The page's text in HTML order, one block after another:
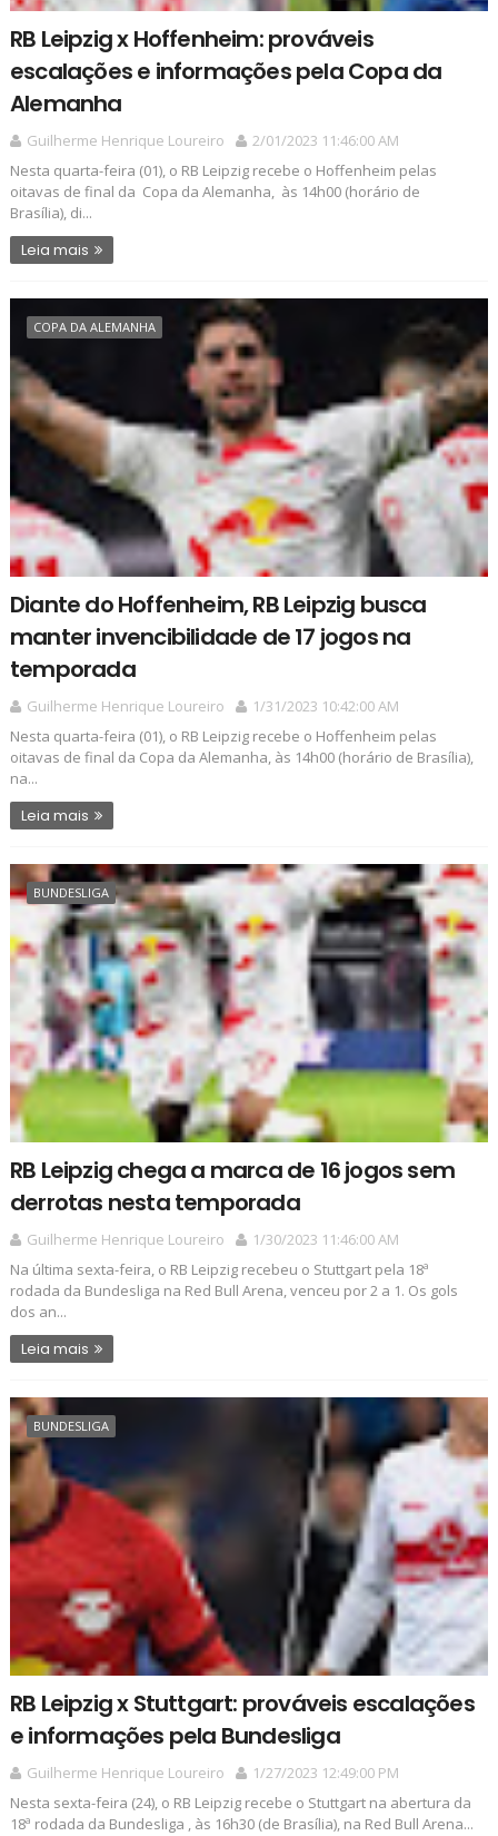
RB Leipzig x Hoffenheim: prováveis
escalações e informações pela Copa da
Alemanha
Guilherme Henrique Loureiro
2/01/2023 11:46:00 AM
Nesta quarta-feira (01), o RB Leipzig recebe o Hoffenheim pelas
oitavas de final da Copa da Alemanha, às 14h00 (horário de
Brasília), di...
Leia mais
COPA DA ALEMANHA
Diante do Hoffenheim, RB Leipzig busca
manter invencibilidade de 17 jogos na
temporada
Guilherme Henrique Loureiro
1/31/2023 10:42:00 AM
Nesta quarta-feira (01), o RB Leipzig recebe o Hoffenheim pelas
oitavas de final da Copa da Alemanha, às 14h00 (horário de Brasília),
na...
Leia mais
BUNDESLIGA
RB Leipzig chega a marca de 16 jogos sem
derrotas nesta temporada
Guilherme Henrique Loureiro
1/30/2023 11:46:00 AM
Na última sexta-feira, o RB Leipzig recebeu o Stuttgart pela 18ª
rodada da Bundesliga na Red Bull Arena, venceu por 2 a 1. Os gols
dos an...
Leia mais
BUNDESLIGA
RB Leipzig x Stuttgart: prováveis escalações
e informações pela Bundesliga
Guilherme Henrique Loureiro
1/27/2023 12:49:00 PM
Nesta sexta-feira (24), o RB Leipzig recebe o Stuttgart na abertura da
18ª rodada da Bundesliga , às 16h30 (de Brasília), na Red Bull Arena...